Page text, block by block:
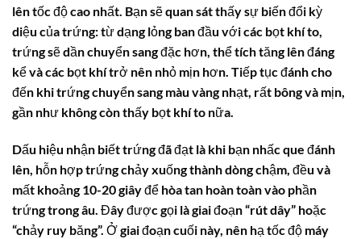
lên tốc độ cao nhất. Bạn sẽ quan sát thấy sự biến đổi kỳ
diệu của trứng: từ dạng lỏng ban đầu với các bọt khí to,
trứng sẽ dần chuyển sang đặc hơn, thể tích tăng lên đáng
kể và các bọt khí trở nên nhỏ mịn hơn. Tiếp tục đánh cho
đến khi trứng chuyển sang màu vàng nhạt, rất bông và mịn,
gần như không còn thấy bọt khí to nữa.
Dấu hiệu nhận biết trứng đã đạt là khi bạn nhấc que đánh
lên, hỗn hợp trứng chảy xuống thành dòng chậm, đều và
mất khoảng 10-20 giây để hòa tan hoàn toàn vào phần
trứng trong âu. Đây được gọi là giai đoạn “rút dây” hoặc
“chảy ruy băng”. Ở giai đoạn cuối này, nên hạ tốc độ máy